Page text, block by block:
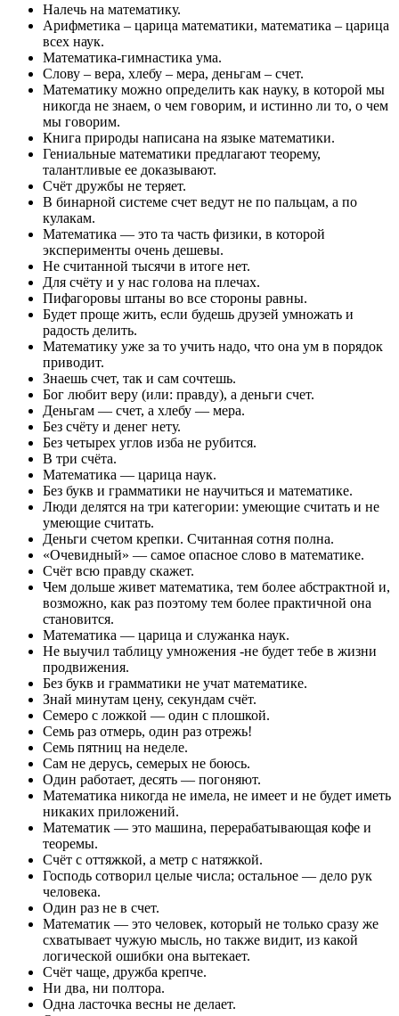
Налечь на математику.
Арифметика – царица математики, математика – царица
всех наук.
Математика-гимнастика ума.
Слову – вера, хлебу – мера, деньгам – счет.
Математику можно определить как науку, в которой мы
никогда не знаем, о чем говорим, и истинно ли то, о чем
мы говорим.
Книга природы написана на языке математики.
Гениальные математики предлагают теорему,
талантливые ее доказывают.
Счёт дружбы не теряет.
В бинарной системе счет ведут не по пальцам, а по
кулакам.
Математика — это та часть физики, в которой
эксперименты очень дешевы.
Не считанной тысячи в итоге нет.
Для счёту и у нас голова на плечах.
Пифагоровы штаны во все стороны равны.
Будет проще жить, если будешь друзей умножать и
радость делить.
Математику уже за то учить надо, что она ум в порядок
приводит.
Знаешь счет, так и сам сочтешь.
Бог любит веру (или: правду), а деньги счет.
Деньгам — счет, а хлебу — мера.
Без счёту и денег нету.
Без четырех углов изба не рубится.
В три счёта.
Математика — царица наук.
Без букв и грамматики не научиться и математике.
Люди делятся на три категории: умеющие считать и не
умеющие считать.
Деньги счетом крепки. Считанная сотня полна.
«Очевидный» — самое опасное слово в математике.
Счёт всю правду скажет.
Чем дольше живет математика, тем более абстрактной и,
возможно, как раз поэтому тем более практичной она
становится.
Математика — царица и служанка наук.
Не выучил таблицу умножения -не будет тебе в жизни
продвижения.
Без букв и грамматики не учат математике.
Знай минутам цену, секундам счёт.
Семеро с ложкой — один с плошкой.
Семь раз отмерь, один раз отрежь!
Семь пятниц на неделе.
Сам не дерусь, семерых не боюсь.
Один работает, десять — погоняют.
Математика никогда не имела, не имеет и не будет иметь
никаких приложений.
Математик — это машина, перерабатывающая кофе и
теоремы.
Счёт с оттяжкой, а метр с натяжкой.
Господь сотворил целые числа; остальное — дело рук
человека.
Один раз не в счет.
Математик — это человек, который не только сразу же
схватывает чужую мысль, но также видит, из какой
логической ошибки она вытекает.
Счёт чаще, дружба крепче.
Ни два, ни полтора.
Одна ласточка весны не делает.